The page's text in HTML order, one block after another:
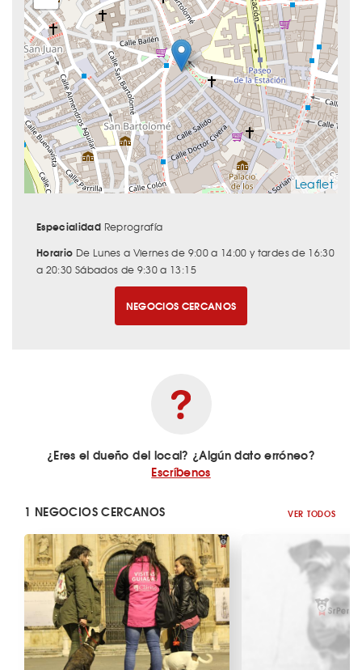
Leaflet
Especialidad Reprografía
Horario De Lunes a Viernes de 9:00 a 14:00 y tardes de 16:30
a 20:30 Sábados de 9:30 a 13:15
NEGOCIOS CERCANOS
¿Eres el dueño del local? ¿Algún dato erróneo?
Escríbenos
1 NEGOCIOS CERCANOS VER TODOS